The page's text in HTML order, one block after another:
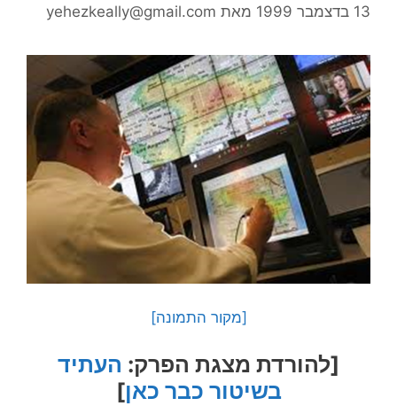
13 בדצמבר 1999 מאת yehezkeally@gmail.com
[מקור התמונה]
[להורדת מצגת הפרק: העתיד
בשיטור כבר כאן]